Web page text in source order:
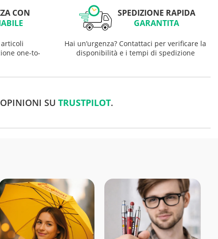
CON
one-to-
SPEDIZIONE RAPIDA
GARANTITA
Hai un’urgenza? Contattaci per verificare la
disponibilità e i tempi di spedizione
SU TRUSTPILOT.